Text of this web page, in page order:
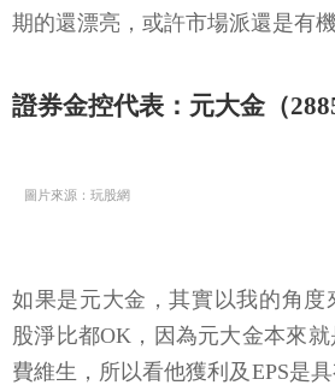
期的還漂亮，或許市場派還是有
證券金控代表：元大金（
圖片來源：玩股網
如果是元大金，其實以我的角度
股淨比都OK，因為元大金本來
費維生，所以看他獲利及EPS是